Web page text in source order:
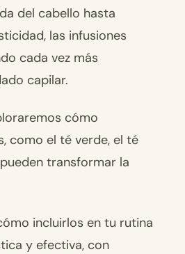
del cabello hasta
las infusiones
cada vez más
capilar.
cómo
como el té verde, el té
transformar la
incluirlos en tu rutina
y efectiva, con